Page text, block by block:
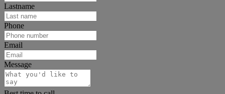
Lastname
Phone
Email
Message